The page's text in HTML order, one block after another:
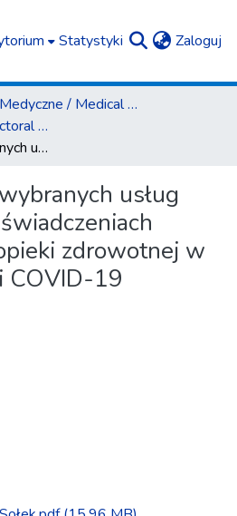
Statystyki Zaloguj
Nauki Medyczne / Medical Sciences
Doktoraty (NM) / Doctoral Theses (MS)
Zastosowanie wybranych usług telezdrowia w świadczeniach podstawowej opieki zdrowotnej w stanie epidemii COVID-19
usług
zdrowotnej w
COVID-19